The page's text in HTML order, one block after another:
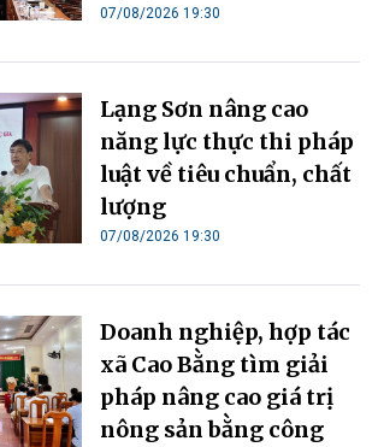
07/08/2026 19:30
Lạng Sơn nâng cao
năng lực thực thi pháp
luật về tiêu chuẩn, chất
lượng
07/08/2026 19:30
Doanh nghiệp, hợp tác
xã Cao Bằng tìm giải
pháp nâng cao giá trị
nông sản bằng công